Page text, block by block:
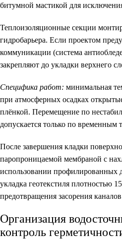
битумной мастикой для
Теплоизоляционные секции
гидробарьера. Если проектом
коммуникации (система
закрепляют до укладки верхнего
Специфика работ: минимальная
при атмосферных осадках
плёнкой. Перемещение по
допускается только по
После завершения кладки
паропроницаемой мембраной с
использовании профилированных
укладка геотекстиля плотностью
предотвращения засорения
Организация
контроль